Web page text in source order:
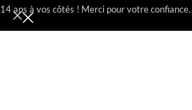
14 ans à vos côtés ! Merci pour votre confiance.